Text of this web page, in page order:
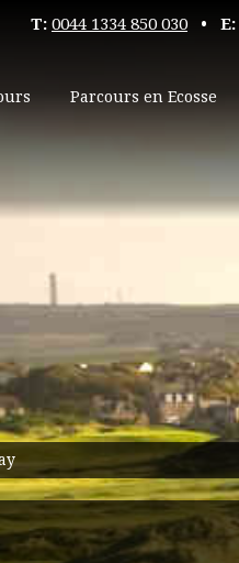
T: 0044 1334 850 030 • E:
Parcours en Ecosse